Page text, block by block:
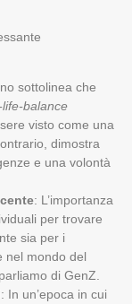
sottolinea che
balance
visto come una
dimostra
e una volontà
: L’importanza
per trovare
sia per i
nel mondo del
di GenZ.
: In un’epoca in cui